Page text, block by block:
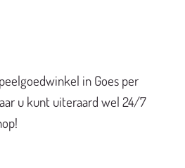
in Goes per
u kunt uiteraard wel 24/7